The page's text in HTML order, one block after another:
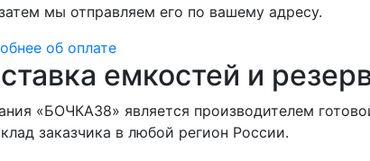
мы отправляем его по вашему адресу.
об оплате
емкостей и
«БОЧКА38» является производителем
заказчика в любой регион России.